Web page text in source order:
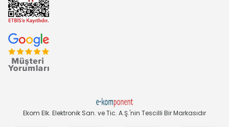
Ekom Elk. Elektronik San. ve Tic. A.Ş.'nin Tescilli Bir Markasıdır